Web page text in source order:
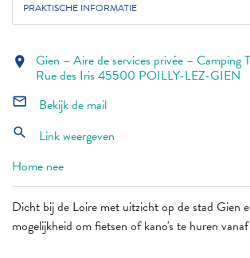
PRAKTISCHE INFORMATIE
Dicht bij de Loire met uitzicht op de stad Gien
mogelijkheid om fietsen of kano's te huren
location_on Gien – Aire de services privée – Camping
Rue des Iris 45500 POILLY-LEZ-GIEN
mail_outline Bekijk de mail
search
Link weergeven
Home nee